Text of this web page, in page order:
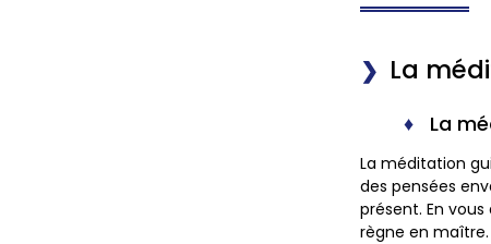
La
La
La méditation
des pensées
présent. En
règne en maître.